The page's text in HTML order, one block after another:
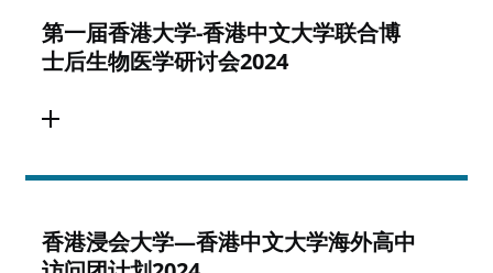
第一届香港大学-香港中文大学联合博
士后生物医学研讨会2024
香港浸会大学—香港中文大学海外高中